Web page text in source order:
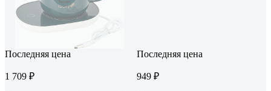
Последняя цена
1 709 ₽
Последняя цена
949 ₽